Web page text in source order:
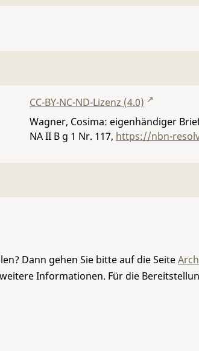
CC-BY-NC-ND-Lizenz (4.0)
Wagner, Cosima: eigenhändiger
NA II B g 1 Nr. 117, https://nbn-
Dann gehen Sie bitte auf die Seite
Informationen. Für die